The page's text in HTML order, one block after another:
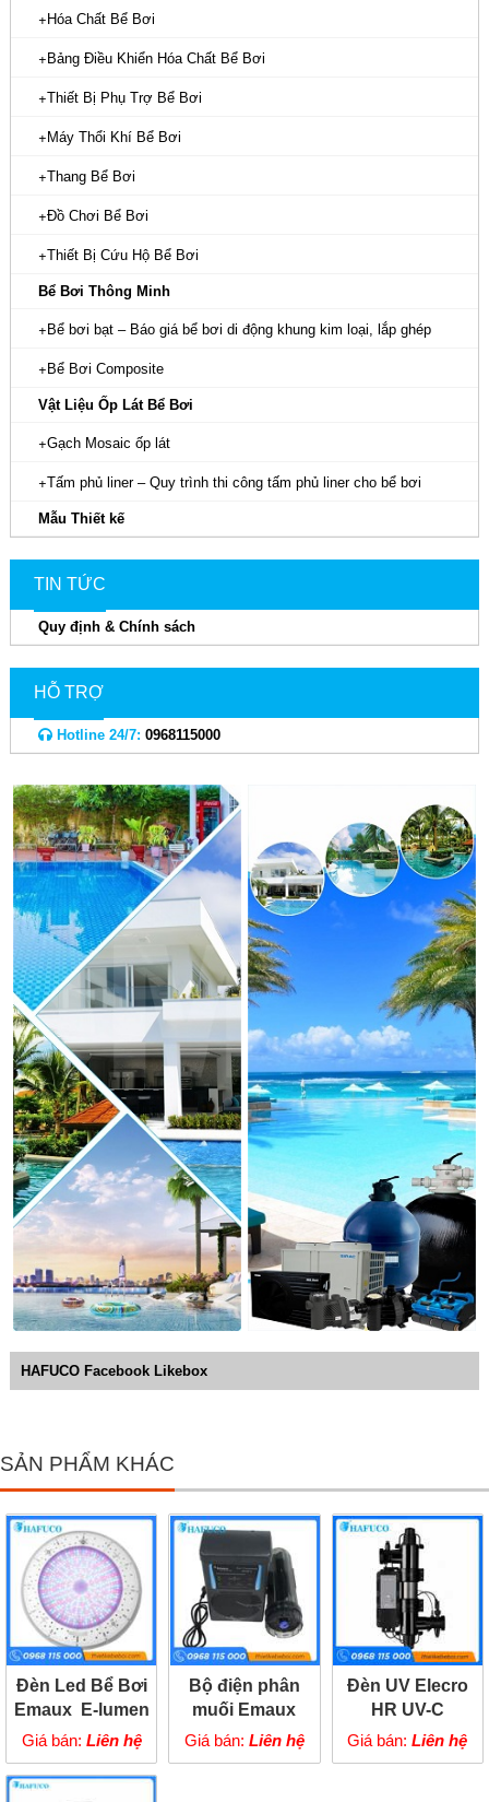
Hóa Chất Bể Bơi
Bảng Điều Khiển Hóa Chất Bể Bơi
Thiết Bị Phụ Trợ Bể Bơi
Máy Thổi Khí Bể Bơi
Thang Bể Bơi
Đồ Chơi Bể Bơi
Thiết Bị Cứu Hộ Bể Bơi
Bể Bơi Thông Minh
Bể bơi bạt – Báo giá bể bơi di động khung kim loại, lắp ghép
Bể Bơi Composite
Vật Liệu Ốp Lát Bể Bơi
Gạch Mosaic ốp lát
Tấm phủ liner – Quy trình thi công tấm phủ liner cho bể bơi
Mẫu Thiết kế
TIN TỨC
Quy định & Chính sách
HỖ TRỢ
Hotline 24/7: 0968115000
HAFUCO Facebook Likebox
SẢN PHẨM KHÁC
Đèn Led Bể Bơi
Emaux E-lumen
252
Giá bán: Liên hệ
Bộ điện phân
muối Emaux
SSC50-T
Giá bán: Liên hệ
Đèn UV Elecro
HR UV-C
Giá bán:Liên hệ